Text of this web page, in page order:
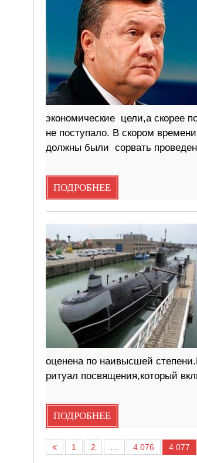
экономические цели,а скорее
не поступало. В скором
должны были сорвать
ПОДРОБНЕЕ
оценена по наивысшей
ритуал посвящения,который
ПОДРОБНЕЕ
1 2 4 076 4 077